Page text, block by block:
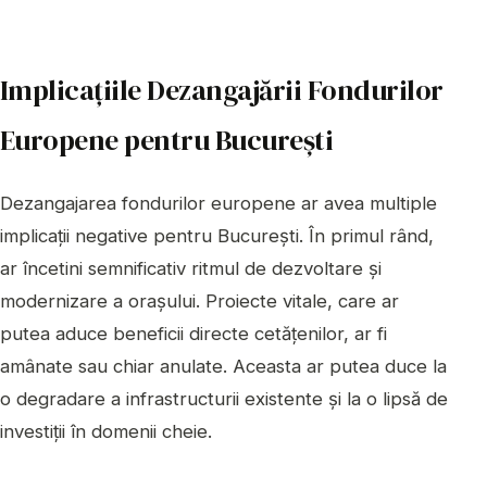
Implicațiile Dezangajării Fondurilor
Europene pentru București
Dezangajarea fondurilor europene ar avea multiple
implicații negative pentru București. În primul rând,
ar încetini semnificativ ritmul de dezvoltare și
modernizare a orașului. Proiecte vitale, care ar
putea aduce beneficii directe cetățenilor, ar fi
amânate sau chiar anulate. Aceasta ar putea duce la
o degradare a infrastructurii existente și la o lipsă de
investiții în domenii cheie.